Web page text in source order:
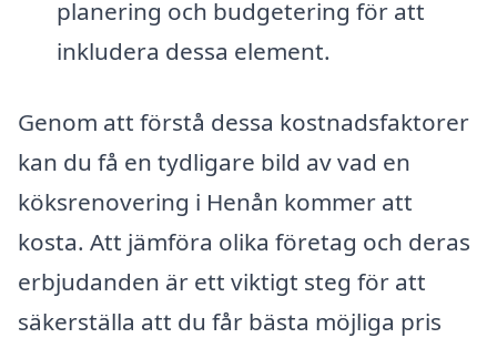
planering och budgetering för att
inkludera dessa element.
Genom att förstå dessa kostnadsfaktorer
kan du få en tydligare bild av vad en
köksrenovering i Henån kommer att
kosta. Att jämföra olika företag och deras
erbjudanden är ett viktigt steg för att
säkerställa att du får bästa möjliga pris